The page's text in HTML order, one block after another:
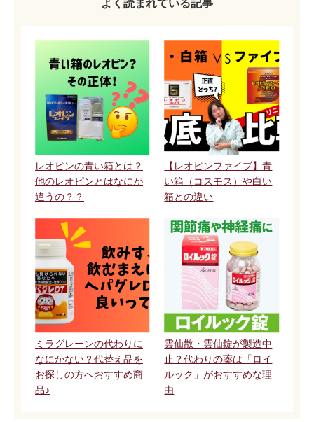
よく読まれている記事
レオピンの青い箱とは？
他のレオピンとはなにが
違うの？？
【レオピンファイブ】青
い箱（コスモス）や白い
箱との違い
ミラグレーンの代わりに
なにかない？代替え品を
お探しの方へおすすめ商
品♪
雲仙散・雲仙錠が製造中
止？代わりの薬は「ロイ
ルック」がおすすめな理
由